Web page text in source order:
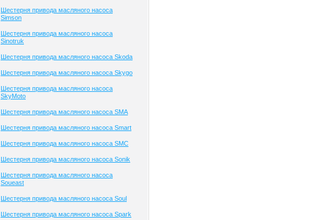
Шестерня привода масляного насоса
Simson
Шестерня привода масляного насоса
Sinotruk
Шестерня привода масляного насоса Skoda
Шестерня привода масляного насоса Skygo
Шестерня привода масляного насоса
SkyMoto
Шестерня привода масляного насоса SMA
Шестерня привода масляного насоса Smart
Шестерня привода масляного насоса SMC
Шестерня привода масляного насоса Sonik
Шестерня привода масляного насоса
Soueast
Шестерня привода масляного насоса Soul
Шестерня привода масляного насоса Spark